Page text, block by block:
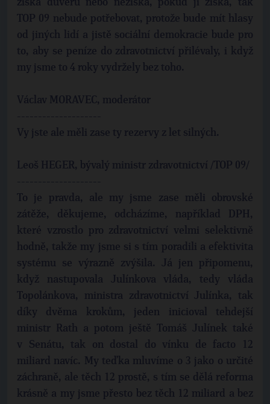
získá důvěru nebo nezíská, pokud ji získá, tak
TOP 09 nebude potřebovat, protože bude mít hlasy
od jiných lidí a jistě sociální demokracie bude pro
to, aby se peníze do zdravotnictví přilévaly, i když
my jsme to 4 roky vydržely bez toho.
Václav MORAVEC, moderátor
--------------------
Vy jste ale měli zase ty rezervy z let silných.
Leoš HEGER, bývalý ministr zdravotnictví /TOP 09/
--------------------
To je pravda, ale my jsme zase měli obrovské
zátěže, děkujeme, odcházíme, například DPH,
které vzrostlo pro zdravotnictví velmi selektivně
hodně, takže my jsme si s tím poradili a efektivita
systému se výrazně zvýšila. Já jen připomenu,
když nastupovala Julínkova vláda, tedy vláda
Topolánkova, ministra zdravotnictví Julínka, tak
díky dvěma krokům, jeden inicioval tehdejší
ministr Rath a potom ještě Tomáš Julínek také
v Senátu, tak on dostal do vínku de facto 12
miliard navíc. My teďka mluvíme o 3 jako o určité
záchraně, ale těch 12 prostě, s tím se dělá reforma
krásně a my jsme přesto bez těch 12 miliard a bez